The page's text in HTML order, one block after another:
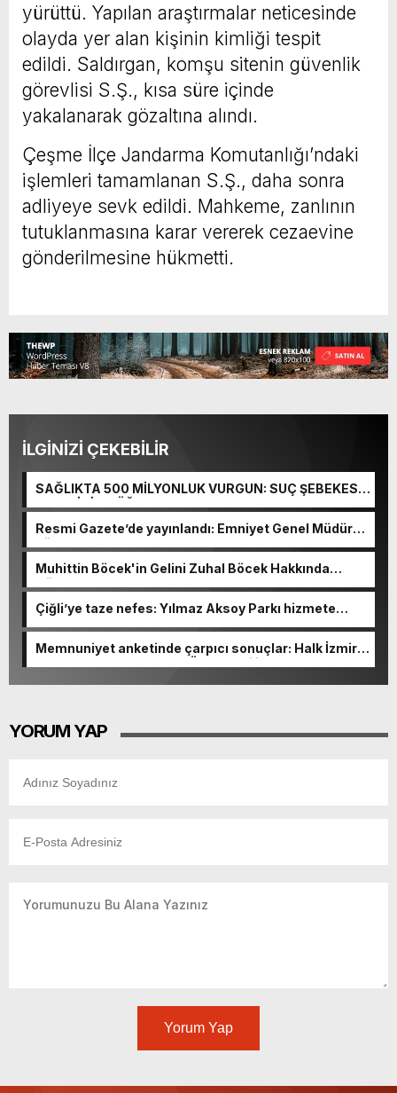
yürüttü. Yapılan araştırmalar neticesinde
olayda yer alan kişinin kimliği tespit
edildi. Saldırgan, komşu sitenin güvenlik
görevlisi S.Ş., kısa süre içinde
yakalanarak gözaltına alındı.
Çeşme İlçe Jandarma Komutanlığı’ndaki
işlemleri tamamlanan S.Ş., daha sonra
adliyeye sevk edildi. Mahkeme, zanlının
tutuklanmasına karar vererek cezaevine
gönderilmesine hükmetti.
İLGİNİZİ ÇEKEBİLİR
SAĞLIKTA 500 MİLYONLUK VURGUN: SUÇ ŞEBEKESİ
KAÇIŞ İÇİN DÜĞMEYE BASTI!
Resmi Gazete’de yayınlandı: Emniyet Genel Müdürü
görevden alındı!
Muhittin Böcek'in Gelini Zuhal Böcek Hakkında
Gözaltı Kararı!
Çiğli’ye taze nefes: Yılmaz Aksoy Parkı hizmete
Memnuniyet anketinde çarpıcı sonuçlar: Halk İzmirli
başkanlardan memnun, Ömer Eşki ilk sırada
YORUM YAP
Yorum Yap